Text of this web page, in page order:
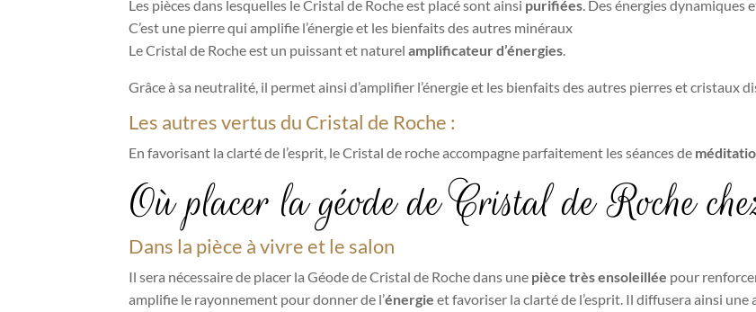
Les pièces dans lesquelles le Cristal de Roche est placé sont ainsi purifiées. Des énergies dynamiques
C’est une pierre qui amplifie l’énergie et les bienfaits des autres minéraux
Le Cristal de Roche est un puissant et naturel amplificateur d’énergies.
Grâce à sa neutralité, il permet ainsi d’amplifier l’énergie et les bienfaits des autres pierres et cristaux
Les autres vertus du Cristal de Roche :
En favorisant la clarté de l’esprit, le Cristal de roche accompagne parfaitement les séances de
Où placer la géode de Cristal de Roche
Dans la pièce à vivre et le salon
Il sera nécessaire de placer la Géode de Cristal de Roche dans une pièce très ensoleillée pour
amplifie le rayonnement pour donner de l’énergie et favoriser la clarté de l’esprit. Il diffusera ainsi une